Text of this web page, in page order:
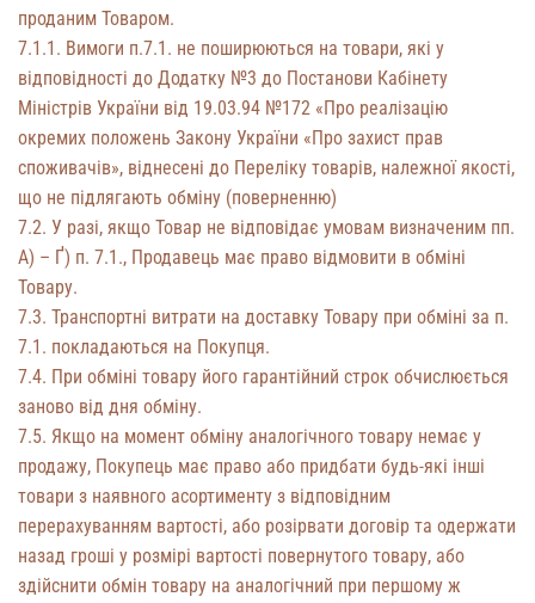
проданим Товаром.
7.1.1. Вимоги п.7.1. не поширюються на товари, які у
відповідності до Додатку №3 до Постанови Кабінету
Міністрів України від 19.03.94 №172 «Про реалізацію
окремих положень Закону України «Про захист прав
споживачів», віднесені до Переліку товарів, належної якості,
що не підлягають обміну (поверненню)
7.2. У разі, якщо Товар не відповідає умовам визначеним пп.
А) – Ґ) п. 7.1., Продавець має право відмовити в обміні
Товару.
7.3. Транспортні витрати на доставку Товару при обміні за п.
7.1. покладаються на Покупця.
7.4. При обміні товару його гарантійний строк обчислюється
заново від дня обміну.
7.5. Якщо на момент обміну аналогічного товару немає у
продажу, Покупець має право або придбати будь-які інші
товари з наявного асортименту з відповідним
перерахуванням вартості, або розірвати договір та одержати
назад гроші у розмірі вартості повернутого товару, або
здійснити обмін товару на аналогічний при першому ж